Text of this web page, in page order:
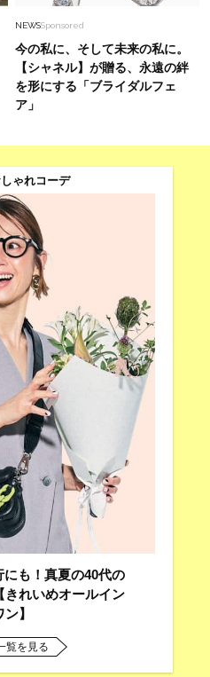
NEWSSponsored
今の私に、そして未来の私に。
【シャネル】が贈る、永遠の絆
を形にする「ブライダルフェ
ア」
ゃれコーデ
も！真夏の40代の
きれいめオールイン
ン】
覧を見る